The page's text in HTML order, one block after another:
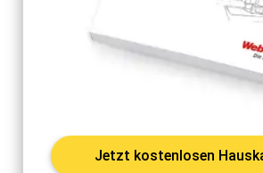
Jetzt kostenlosen